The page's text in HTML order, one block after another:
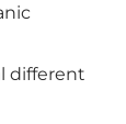
different